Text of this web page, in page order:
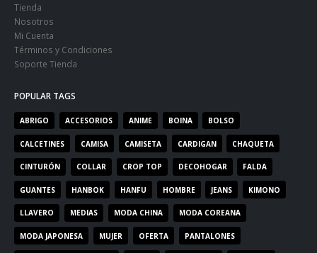
Tienda
Nosotros
Mi Cuenta
Términos y Condiciones
Soporte Tienda
POPULAR TAGS
ABRIGO ACCESORIOS ANIME BOINA BOLSO
CALCETINES CAMISA CAMISETA CARDIGAN CHAQUETA
CINTURÓN COLLAR CROP TOP DECOHOGAR FALDA
GUANTES HANBOK HANFU HOMBRE JEANS KIMONO
LLAVERO MEDIAS MODA CHINA MODA COREANA
MODA JAPONESA MUJER OFERTA PANTALONES